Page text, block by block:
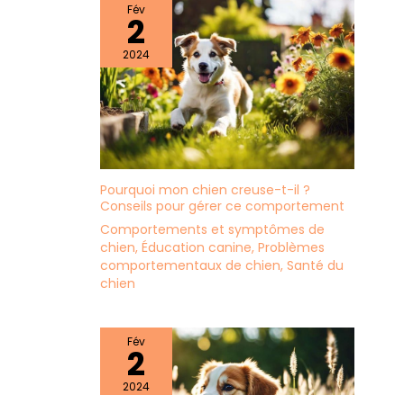
Fév
2
2024
Pourquoi mon chien creuse-t-il ?
Conseils pour gérer ce comportement
Comportements et symptômes de
chien, Éducation canine, Problèmes
comportementaux de chien, Santé du
chien
Fév
2
2024